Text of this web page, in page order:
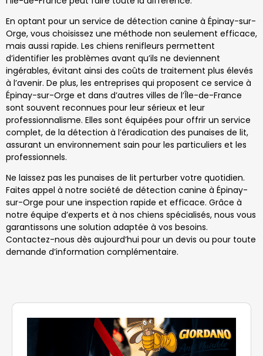
En optant pour un service de détection canine à Épinay-sur-
Orge, vous choisissez une méthode non seulement efficace,
mais aussi rapide. Les chiens renifleurs permettent
d’identifier les problèmes avant qu’ils ne deviennent
ingérables, évitant ainsi des coûts de traitement plus élevés
à l’avenir. De plus, les entreprises qui proposent ce service à
Épinay-sur-Orge et dans d’autres villes de l’Île-de-France
sont souvent reconnues pour leur sérieux et leur
professionnalisme. Elles sont équipées pour offrir un service
complet, de la détection à l’éradication des punaises de lit,
assurant un environnement sain pour les particuliers et les
professionnels.
Ne laissez pas les punaises de lit perturber votre quotidien.
Faites appel à notre société de détection canine à Épinay-
sur-Orge pour une inspection rapide et efficace. Grâce à
notre équipe d’experts et à nos chiens spécialisés, nous vous
garantissons une solution adaptée à vos besoins.
Contactez-nous dès aujourd’hui pour un devis ou pour toute
demande d’information complémentaire.